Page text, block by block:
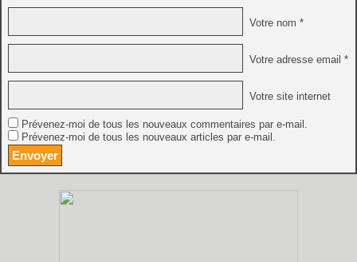
Votre nom *
Votre adresse email *
Votre site internet
Prévenez-moi de tous les nouveaux commentaires par e-mail.
Prévenez-moi de tous les nouveaux articles par e-mail.